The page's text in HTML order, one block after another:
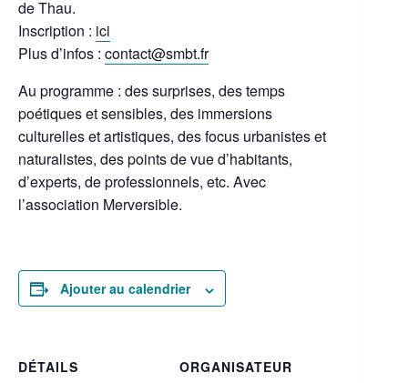
de Thau.
Inscription : ici
Plus d’infos : contact@smbt.fr
Au programme : des surprises, des temps
poétiques et sensibles, des immersions
culturelles et artistiques, des focus urbanistes et
naturalistes, des points de vue d’habitants,
d’experts, de professionnels, etc. Avec
l’association Merversible.
Ajouter au calendrier
DÉTAILS
ORGANISATEUR